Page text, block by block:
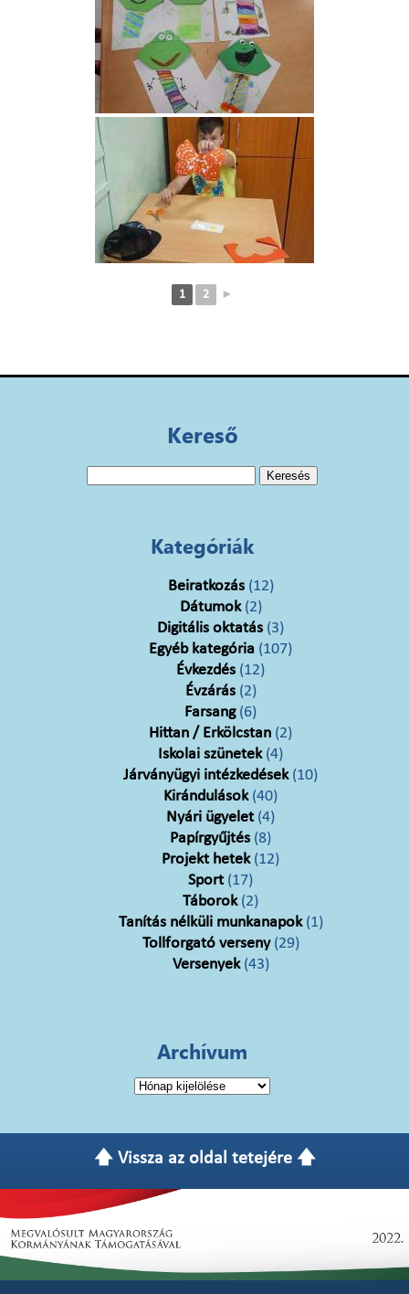
1 2 ►
Kereső
Kategóriák
Beiratkozás(12)
Dátumok(2)
Digitális oktatás (3)
Egyéb kategória (107)
Évkezdés (12)
Évzárás(2)
Farsang(6)
Hittan / Erkölcstan (2)
Iskolai szünetek(4)
Járványügyi intézkedések(10)
Kirándulások(40)
Nyári ügyelet(4)
Papírgyűjtés (8)
Projekt hetek(12)
Sport(17)
Táborok(2)
Tanítás nélküli munkanapok(1)
Tollforgató verseny(29)
Versenyek(43)
Archívum
Archívum
🡅 Vissza az oldal tetejére 🡅